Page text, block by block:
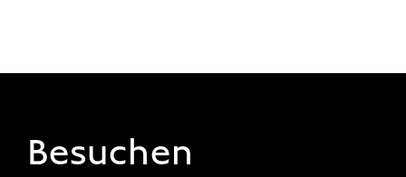
FOOTER 1
Besuchen